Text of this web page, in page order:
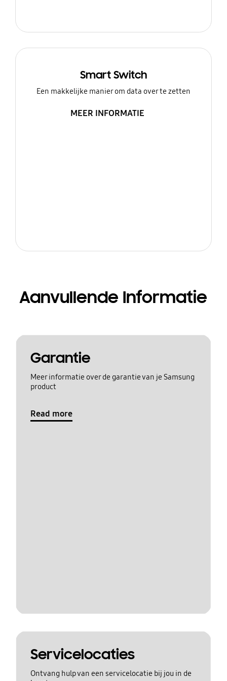
Smart Switch
Een makkelijke manier om data over te zetten
MEER INFORMATIE
Aanvullende Informatie
Garantie
Meer informatie over de garantie van je Samsung
product
Read more
Servicelocaties
Ontvang hulp van een servicelocatie bij jou in de